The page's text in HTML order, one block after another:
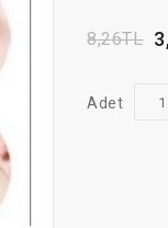
8,26TL
Adet